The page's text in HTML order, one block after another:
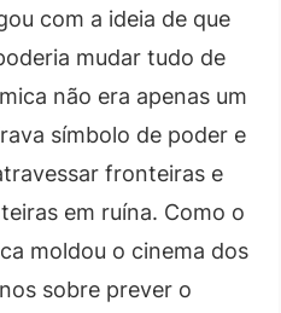
com a ideia de que
mudar tudo de
não era apenas um
símbolo de poder e
fronteiras e
em ruína. Como o
moldou o cinema dos
sobre prever o